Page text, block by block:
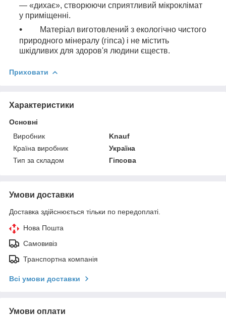
— «дихає», створюючи сприятливий мікроклімат
у приміщенні.
Матеріал виготовлений з екологічно чистого
природного мінералу (гіпса) і не містить
шкідливих для здоров'я людини єществ.
Приховати
Характеристики
Основні
Виробник
Knauf
Країна виробник
Україна
Тип за складом
Гіпсова
Умови доставки
Доставка здійснюється тільки по передоплаті.
Нова Пошта
Самовивіз
Транспортна компанія
Всі умови доставки
Умови оплати